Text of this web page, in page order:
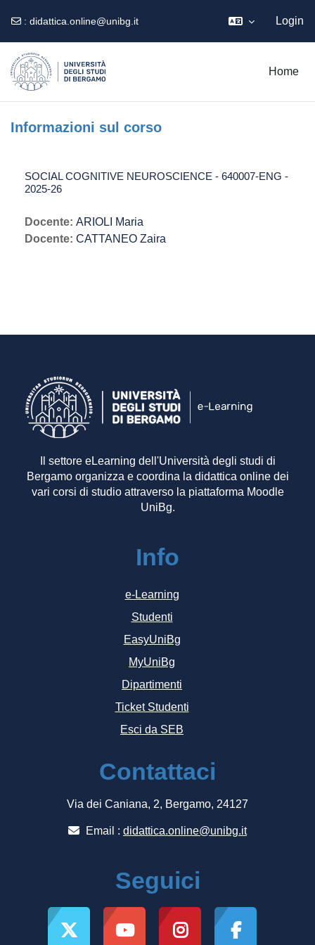
: didattica.online@unibg.it Login
Home
Informazioni sul corso
SOCIAL COGNITIVE NEUROSCIENCE - 640007-ENG -
2025-26
Docente: ARIOLI Maria
Docente: CATTANEO Zaira
Il settore eLearning dell'Università degli studi di
Bergamo organizza e coordina la didattica online dei
vari corsi di studio attraverso la piattaforma Moodle
UniBg.
Info
e-Learning
Studenti
EasyUniBg
MyUniBg
Dipartimenti
Ticket Studenti
Esci da SEB
Contattaci
Via dei Caniana, 2, Bergamo, 24127
Email : didattica.online@unibg.it
Seguici